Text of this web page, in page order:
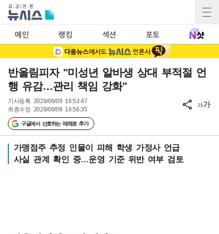
메인 랭킹 섹션 포토
반올림피자 "미성년 알바생 상대 부적절 언
행 유감…관리 책임 강화"
기사등록 2026/06/09 16:53:47
최종수정 2026/06/09 16:56:35
구글에서 선호하는 매체로 추가
가가
가맹점주 추정 인물이 피해 학생 가정사 언급
사실 관계 확인 중…운영 기준 위반 여부 검토